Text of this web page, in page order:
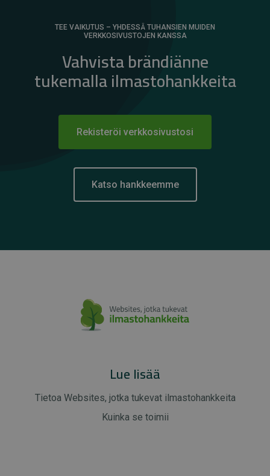
TEE VAIKUTUS – YHDESSÄ TUHANSIEN MUIDEN
VERKKOSIVUSTOJEN KANSSA
Vahvista brändiänne
tukemalla ilmastohankkeita
Rekisteröi verkkosivustosi
Katso hankkeemme
Lue lisää
Tietoa Websites, jotka tukevat ilmastohankkeita
Kuinka se toimii